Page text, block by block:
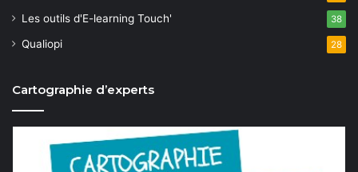
Les outils d'E-learning Touch' 38
Qualiopi 28
Cartographie d’experts